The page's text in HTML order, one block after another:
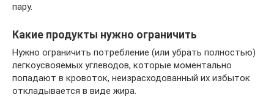
пару.
Какие продукты нужно ограничить
Нужно ограничить потребление (или убрать полностью)
легкоусвояемых углеводов, которые моментально
попадают в кровоток, неизрасходованный их избыток
откладывается в виде жира.